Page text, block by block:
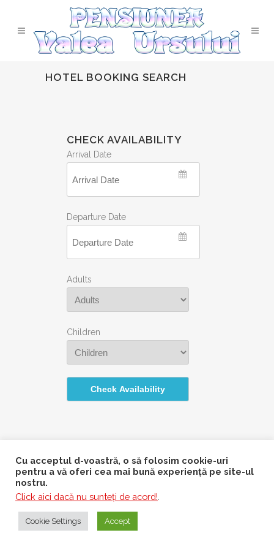
HOTEL BOOKING SEARCH
CHECK AVAILABILITY
Arrival Date
Departure Date
Adults
Children
Check Availability
Copyright @1991 Fedcoop SRL Argeş
FACEBOOK
Cu acceptul d-voastră, o să folosim cookie-uri
pentru a vă oferi cea mai bună experiență pe site-ul
nostru.
Click aici dacă nu sunteţi de acord!
Cookie Settings Accept